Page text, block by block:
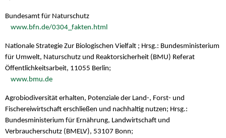
Bundesamt für Naturschutz
www.bfn.de/0304_fakten.html
Nationale Strategie Zur Biologischen Vielfalt ; Hrsg.: Bundesministerium
für Umwelt, Naturschutz und Reaktorsicherheit (BMU) Referat
Öffentlichkeitsarbeit, 11055 Berlin;
www.bmu.de
Agrobiodiversität erhalten, Potenziale der Land-, Forst- und
Fischereiwirtschaft erschließen und nachhaltig nutzen; Hrsg.:
Bundesministerium für Ernährung, Landwirtschaft und
Verbraucherschutz (BMELV), 53107 Bonn;